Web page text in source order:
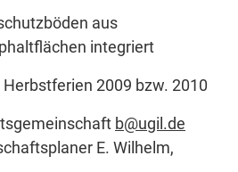
aus
integriert
2009 bzw. 2010
b@ugil.de
E. Wilhelm,